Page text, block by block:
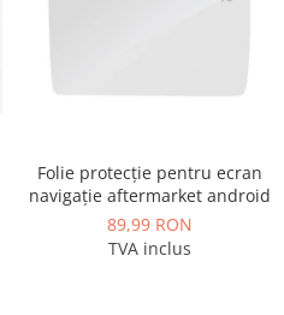
Folie protecție pentru ecran
navigație aftermarket android
89,99 RON
TVA inclus